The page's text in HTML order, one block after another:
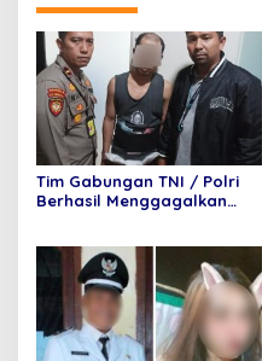
Tim Gabungan TNI / Polri
Berhasil Menggagalkan
Ekstasi Di Bandara
Internasional Minangkabau